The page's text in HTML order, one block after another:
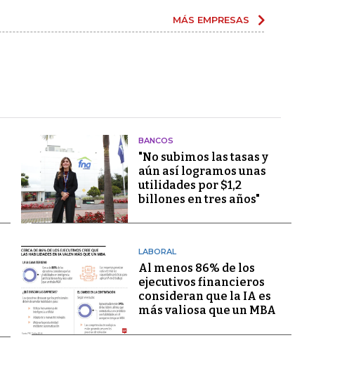
MÁS EMPRESAS
BANCOS
"No subimos las tasas y
aún así logramos unas
utilidades por $1,2
billones en tres años"
LABORAL
Al menos 86% de los
ejecutivos financieros
consideran que la IA es
más valiosa que un MBA